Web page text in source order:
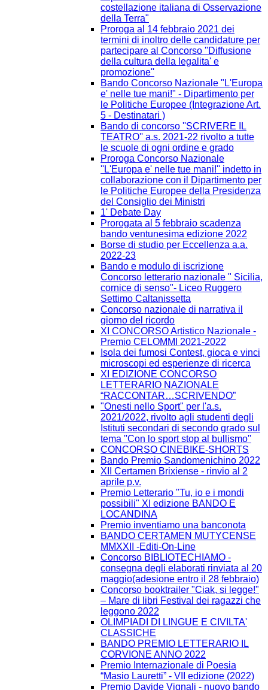
costellazione italiana di Osservazione
della Terra"
Proroga al 14 febbraio 2021 dei
termini di inoltro delle candidature per
partecipare al Concorso ''Diffusione
della cultura della legalita' e
promozione''
Bando Concorso Nazionale "L'Europa
e' nelle tue mani!" - Dipartimento per
le Politiche Europee (Integrazione Art.
5 - Destinatari )
Bando di concorso ''SCRIVERE IL
TEATRO'' a.s. 2021-22 rivolto a tutte
le scuole di ogni ordine e grado
Proroga Concorso Nazionale
''L'Europa e' nelle tue mani!'' indetto in
collaborazione con il Dipartimento per
le Politiche Europee della Presidenza
del Consiglio dei Ministri
1' Debate Day
Prorogata al 5 febbraio scadenza
bando ventunesima edizione 2022
Borse di studio per Eccellenza a.a.
2022-23
Bando e modulo di iscrizione
Concorso letterario nazionale " Sicilia,
cornice di senso"- Liceo Ruggero
Settimo Caltanissetta
Concorso nazionale di narrativa il
giorno del ricordo
XI CONCORSO Artistico Nazionale -
Premio CELOMMI 2021-2022
Isola dei fumosi Contest, gioca e vinci
microscopi ed esperienze di ricerca
XI EDIZIONE CONCORSO
LETTERARIO NAZIONALE
“RACCONTAR…SCRIVENDO”
"Onesti nello Sport" per l'a.s.
2021/2022, rivolto agli studenti degli
Istituti secondari di secondo grado sul
tema ''Con lo sport stop al bullismo''
CONCORSO CINEBIKE-SHORTS
Bando Premio Sandomenichino 2022
XII Certamen Brixiense - rinvio al 2
aprile p.v.
Premio Letterario "Tu, io e i mondi
possibili" XI edizione BANDO E
LOCANDINA
Premio inventiamo una banconota
BANDO CERTAMEN MUTYCENSE
MMXXII -Editi-On-Line
Concorso BIBLIOTECHIAMO -
consegna degli elaborati rinviata al 20
maggio(adesione entro il 28 febbraio)
Concorso booktrailer "Ciak, si legge!"
– Mare di libri Festival dei ragazzi che
leggono 2022
OLIMPIADI DI LINGUE E CIVILTA'
CLASSICHE
BANDO PREMIO LETTERARIO IL
CORVIONE ANNO 2022
Premio Internazionale di Poesia
“Masio Lauretti” - VII edizione (2022)
Premio Davide Vignali - nuovo bando